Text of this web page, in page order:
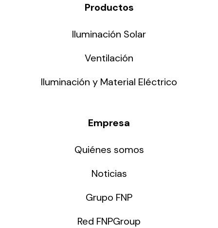
Productos
Iluminación Solar
Ventilación
Iluminación y Material Eléctrico
Empresa
Quiénes somos
Noticias
Grupo FNP
Red FNPGroup